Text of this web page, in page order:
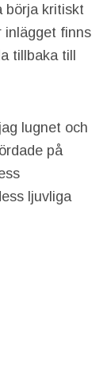
börja kritiskt
inlägget finns
tillbaka till
lugnet och
på
ljuvliga